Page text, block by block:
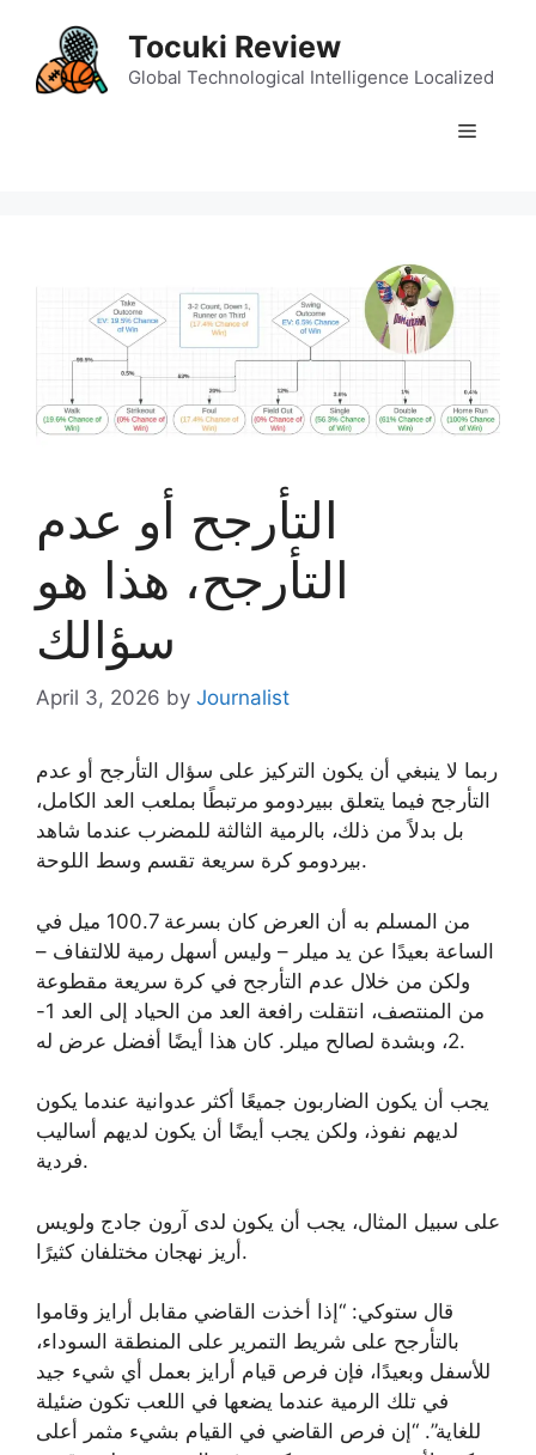
content
Tocuki Review
Global Technological Intelligence Localized
Menu
التأرجح أو عدم
التأرجح، هذا هو
سؤالك
April 3, 2026 by Journalist
ربما لا ينبغي أن يكون التركيز على سؤال التأرجح أو عدم
التأرجح فيما يتعلق ببيردومو مرتبطًا بملعب العد الكامل،
بل بدلاً من ذلك، بالرمية الثالثة للمضرب عندما شاهد
بيردومو كرة سريعة تقسم وسط اللوحة.
من المسلم به أن العرض كان بسرعة 100.7 ميل في
الساعة بعيدًا عن يد ميلر – وليس أسهل رمية للالتفاف –
ولكن من خلال عدم التأرجح في كرة سريعة مقطوعة
من المنتصف، انتقلت رافعة العد من الحياد إلى العد 1-
2، وبشدة لصالح ميلر. كان هذا أيضًا أفضل عرض له.
يجب أن يكون الضاربون جميعًا أكثر عدوانية عندما يكون
لديهم نفوذ، ولكن يجب أيضًا أن يكون لديهم أساليب
فردية.
على سبيل المثال، يجب أن يكون لدى آرون جادج ولويس
أريز نهجان مختلفان كثيرًا.
قال ستوكي: “إذا أخذت القاضي مقابل أرايز وقاموا
بالتأرجح على شريط التمرير على المنطقة السوداء،
للأسفل وبعيدًا، فإن فرص قيام أرايز بعمل أي شيء جيد
في تلك الرمية عندما يضعها في اللعب تكون ضئيلة
للغاية”. “إن فرص القاضي في القيام بشيء مثمر أعلى